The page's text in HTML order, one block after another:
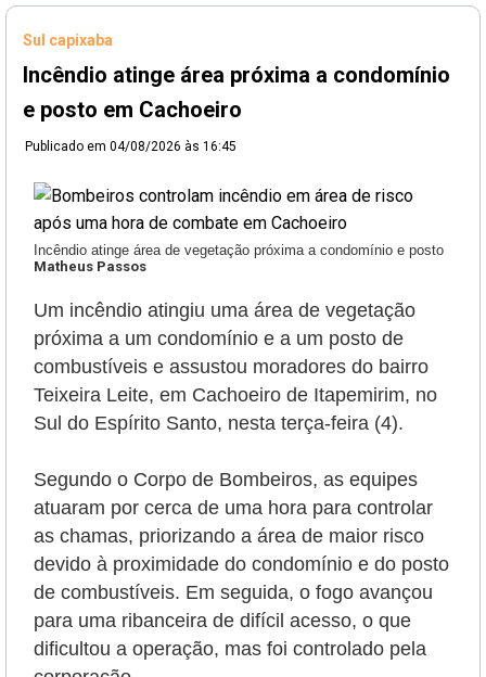
Sul capixaba
Incêndio atinge área próxima a condomínio
e posto em Cachoeiro
Publicado em 04/08/2026 às 16:45
Incêndio atinge área de vegetação próxima a condomínio e posto
Matheus Passos
Um incêndio atingiu uma área de vegetação
próxima a um condomínio e a um posto de
combustíveis e assustou moradores do bairro
Teixeira Leite, em Cachoeiro de Itapemirim, no
Sul do Espírito Santo, nesta terça-feira (4).
Segundo o Corpo de Bombeiros, as equipes
atuaram por cerca de uma hora para controlar
as chamas, priorizando a área de maior risco
devido à proximidade do condomínio e do posto
de combustíveis. Em seguida, o fogo avançou
para uma ribanceira de difícil acesso, o que
dificultou a operação, mas foi controlado pela